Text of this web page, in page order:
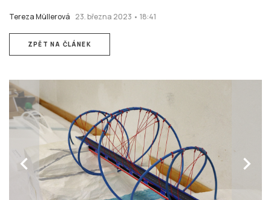
Tereza Müllerová 23. března 2023 • 18:41
ZPĚT NA ČLÁNEK
chevron_left chevron_right